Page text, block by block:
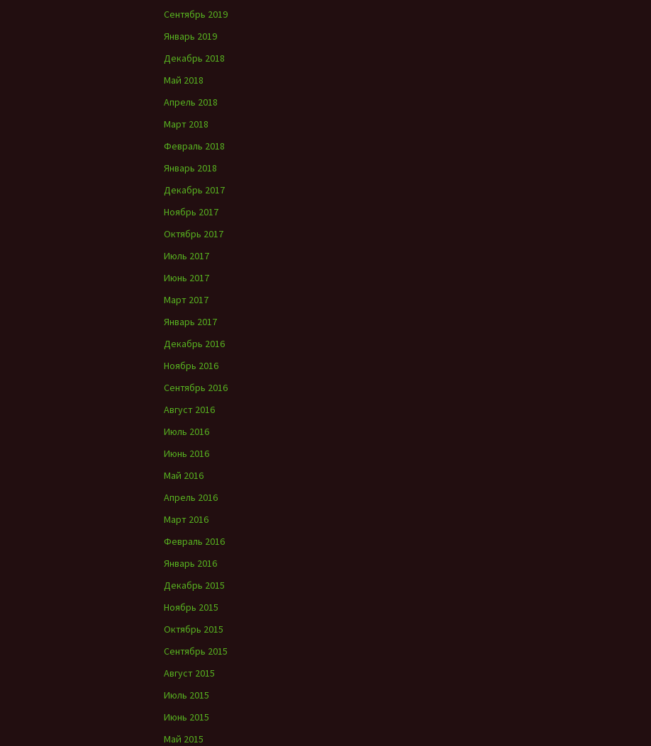
Сентябрь 2019
Январь 2019
Декабрь 2018
Май 2018
Апрель 2018
Март 2018
Февраль 2018
Январь 2018
Декабрь 2017
Ноябрь 2017
Октябрь 2017
Июль 2017
Июнь 2017
Март 2017
Январь 2017
Декабрь 2016
Ноябрь 2016
Сентябрь 2016
Август 2016
Июль 2016
Июнь 2016
Май 2016
Апрель 2016
Март 2016
Февраль 2016
Январь 2016
Декабрь 2015
Ноябрь 2015
Октябрь 2015
Сентябрь 2015
Август 2015
Июль 2015
Июнь 2015
Май 2015